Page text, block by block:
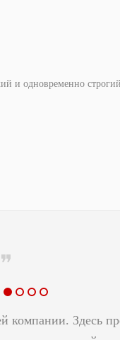
одновременно
компании. Здесь